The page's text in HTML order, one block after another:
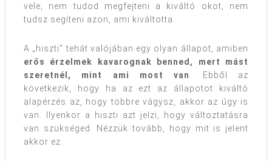
vele, nem tudod megfejteni a kiváltó okot, nem
tudsz segíteni azon, ami kiváltotta.
A „hiszti” tehát valójában egy olyan állapot, amiben
erős érzelmek kavarognak benned, mert mást
szeretnél, mint ami most van
. Ebből az
következik, hogy ha az ezt az állapotot kiváltó
alapérzés az, hogy többre vágysz, akkor az úgy is
van. Ilyenkor a hiszti azt jelzi, hogy változtatásra
van szükséged. Nézzük tovább, hogy mit is jelent
akkor ez.